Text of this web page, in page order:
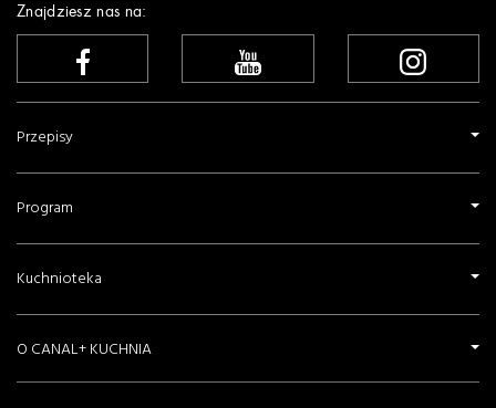
Znajdziesz nas na:
Przepisy
Program
Kuchnioteka
O CANAL+ KUCHNIA